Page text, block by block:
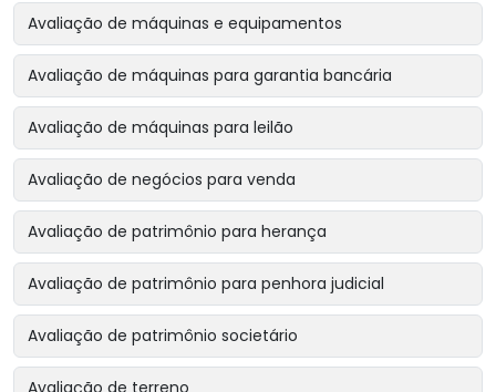
Avaliação de máquinas e equipamentos
Avaliação de máquinas para garantia bancária
Avaliação de máquinas para leilão
Avaliação de negócios para venda
Avaliação de patrimônio para herança
Avaliação de patrimônio para penhora judicial
Avaliação de patrimônio societário